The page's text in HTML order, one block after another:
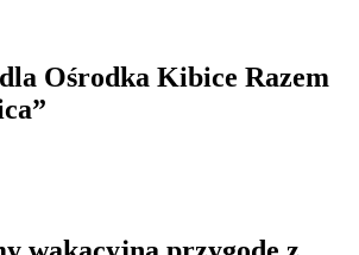
Ośrodka Kibice Razem